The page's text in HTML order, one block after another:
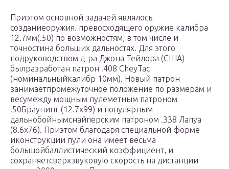
Приэтом основной задачей являлось
созданиеоружия. превосходящего оружие калибра
12.7мм(.50) по возможностям, в том числе и
точностина больших дальностях. Для этого
подруководством д-ра Джона Тейлора (США)
былразработан патрон .408 CheyTac
(номинальныйкалибр 10мм). Новый патрон
занимаетпромежуточное положение по размерам и
весумежду мощным пулеметным патроном
.50Браунинг (12.7х99) и популярным
дальнобойнымснайперским патроном .338 Лапуа
(8.6х76). Приэтом благодаря специальной форме
иконструкции пули она имеет весьма
большойбаллистический коэффициент, и
сохраняетсверхзвуковую скорость на дистанции